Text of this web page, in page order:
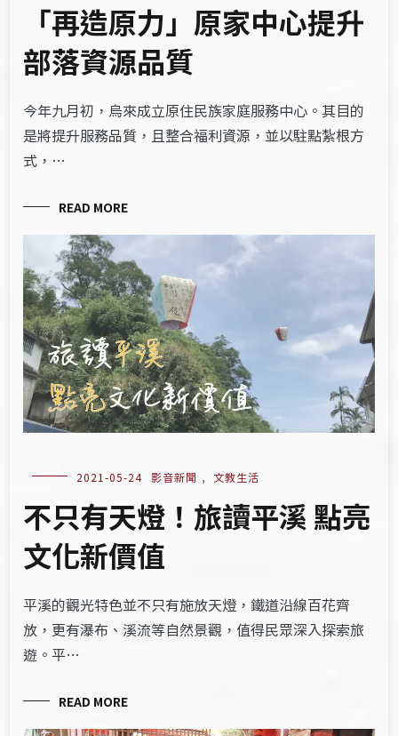
「再造原力」原家中心提升
部落資源品質
今年九月初，烏來成立原住民族家庭服務中心。其目的
是將提升服務品質，且整合福利資源，並以駐點紮根方
式，…
READ MORE
2021-05-24 影音新聞 , 文教生活
不只有天燈！旅讀平溪 點亮
文化新價值
平溪的觀光特色並不只有施放天燈，鐵道沿線百花齊
放，更有瀑布、溪流等自然景觀，值得民眾深入探索旅
遊。平…
READ MORE